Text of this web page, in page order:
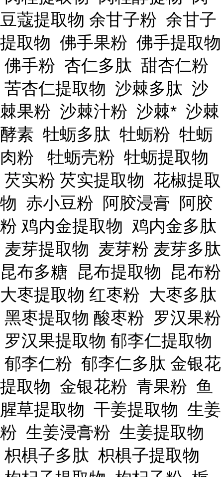
豆蔻提取物 余甘子粉 余甘子
提取物 佛手果粉 佛手提取物
佛手粉 杏仁多肽 甜杏仁粉
苦杏仁提取物 沙棘多肽 沙
棘果粉 沙棘汁粉 沙棘* 沙棘
酵素 牡蛎多肽 牡蛎粉 牡蛎
肉粉 牡蛎壳粉 牡蛎提取物
芡实粉 芡实提取物 花椒提取
物 赤小豆粉 阿胶浸膏 阿胶
粉 鸡内金提取物 鸡内金多肽
麦芽提取物 麦芽粉 麦芽多肽
昆布多糖 昆布提取物 昆布粉
大枣提取物 红枣粉 大枣多肽
黑枣提取物 酸枣粉 罗汉果粉
罗汉果提取物 郁李仁提取物
郁李仁粉 郁李仁多肽 金银花
提取物 金银花粉 青果粉 鱼
腥草提取物 干姜提取物 生姜
粉 生姜浸膏粉 生姜提取物
枳椇子多肽 枳椇子提取物